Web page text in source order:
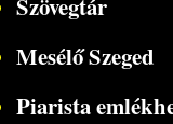
Szövegtár
Mesélő Szeged
Piarista